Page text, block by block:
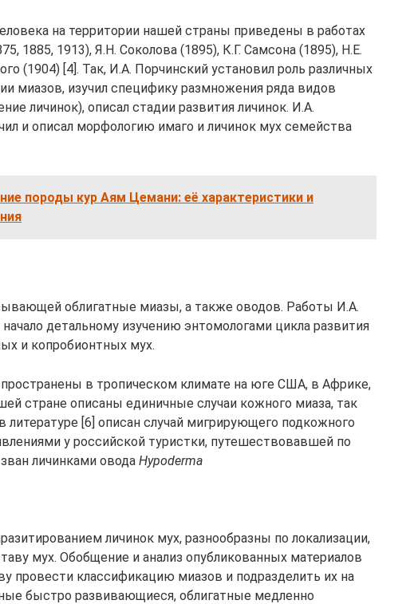
на территории нашей страны приведены в работах
1885, 1913), Я.Н. Соколова (1895), К.Г. Самсона (1895), H.Е.
(1904) [4]. Так, И.А. Порчинский установил роль различных
миазов, изучил специфику размножения ряда видов
личинок), описал стадии развития личинок. И.А.
и описал морфологию имаго и личинок мух семейства
породы кур Аям Цемани: её характеристики и
облигатные миазы, а также оводов. Работы И.А.
детальному изучению энтомологами цикла развития
и копробионтных мух.
в тропическом климате на юге США, в Африке,
стране описаны единичные случаи кожного миаза, так
литературе [6] описан случай мигрирующего подкожного
у российской туристки, путешествовавшей по
личинками овода Hypoderma
личинок мух, разнообразны по локализации,
мух. Обобщение и анализ опубликованных материалов
провести классификацию миазов и подразделить их на
быстро развивающиеся, облигатные медленно